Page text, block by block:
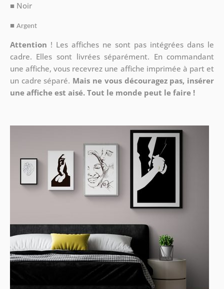
■ Noir
■ Argent
Attention ! Les affiches ne sont pas intégrées dans le
cadre. Elles sont livrées séparément. En commandant
une affiche, vous recevrez une affiche imprimée à part et
un cadre séparé. Mais ne vous découragez pas, insérer
une affiche est aisé. Tout le monde peut le faire !